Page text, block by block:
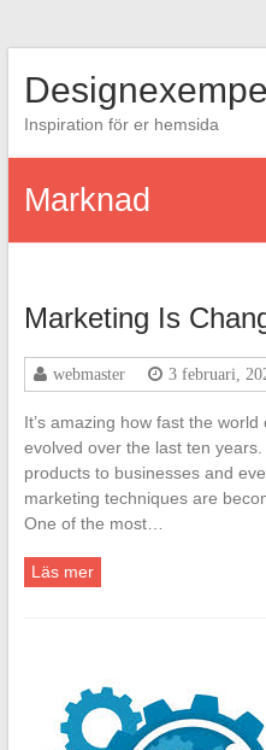
Inspiration för er hemsida
Marknad
Marketing Is
webmaster 3 februari,
It’s amazing how fast the
evolved over the last ten
products to businesses and
marketing techniques are
One of the most…
Läs mer